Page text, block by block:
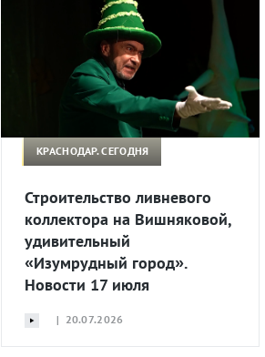
КРАСНОДАР. СЕГОДНЯ
Строительство ливневого
коллектора на Вишняковой,
удивительный
«Изумрудный город».
Новости 17 июля
| 20.07.2026